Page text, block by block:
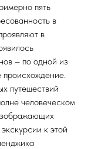
пять
в
в
– по одной из
происхождение.
путешествий
человеческом
к этой